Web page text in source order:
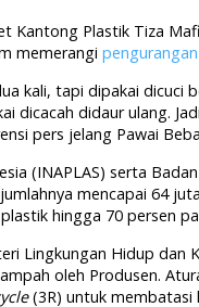
Kantong Plastik Tiza
memerangi
kali, tapi dipakai dicuci
dicacah didaur ulang.
pers jelang Pawai
(INAPLAS) serta
mencapai 64
hingga 70 persen
Lingkungan Hidup dan
oleh Produsen.
(3R) untuk membatasi